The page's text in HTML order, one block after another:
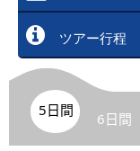
ツアー行程
5日間 6日間